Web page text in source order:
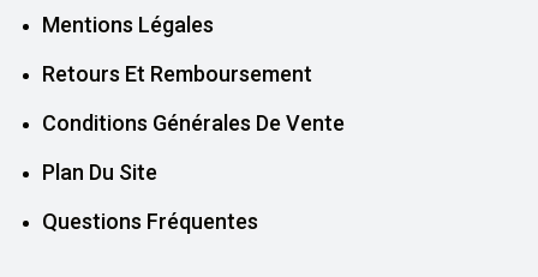
Mentions Légales
Retours Et Remboursement
Conditions Générales De Vente
Plan Du Site
Questions Fréquentes